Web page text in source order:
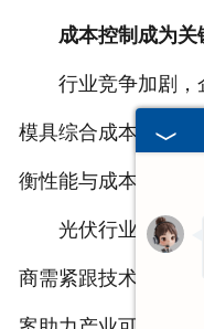
成本控制成为关
行业竞争加剧，
模具综合成本。通过
衡性能与成本的重要
光伏行业的革新持
商需紧跟技术迭代与